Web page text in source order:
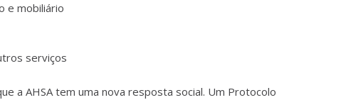
e mobiliário
serviços
a AHSA tem uma nova resposta social. Um Protocolo